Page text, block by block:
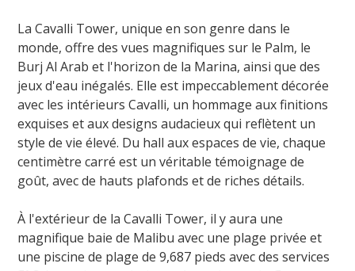
La Cavalli Tower, unique en son genre dans le
monde, offre des vues magnifiques sur le Palm, le
Burj Al Arab et l'horizon de la Marina, ainsi que des
jeux d'eau inégalés. Elle est impeccablement décorée
avec les intérieurs Cavalli, un hommage aux finitions
exquises et aux designs audacieux qui reflètent un
style de vie élevé. Du hall aux espaces de vie, chaque
centimètre carré est un véritable témoignage de
goût, avec de hauts plafonds et de riches détails.
À l'extérieur de la Cavalli Tower, il y aura une
magnifique baie de Malibu avec une plage privée et
une piscine de plage de 9,687 pieds avec des services